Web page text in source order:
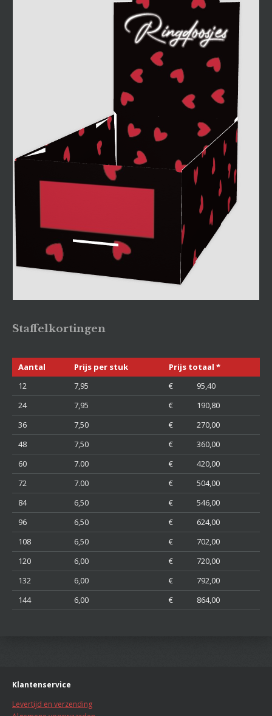
Staffelkortingen
Aantal Prijs per stuk
Prijs totaal *
12
7,95
€ 95,40
24
7,95
€ 190,80
36
7,50
€ 270,00
48
7,50
€ 360,00
60
7.00
€ 420,00
72
7.00
€ 504,00
84
6,50
€ 546,00
96
6,50
€ 624,00
108
6,50
€ 702,00
120
6,00
€ 720,00
132
6,00
€ 792,00
144
6,00 € 864,00
Klantenservice
Levertijd en verzending